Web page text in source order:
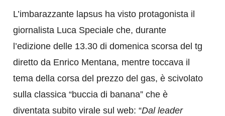
L’imbarazzante lapsus ha visto protagonista il
giornalista Luca Speciale che, durante
l’edizione delle 13.30 di domenica scorsa del tg
diretto da Enrico Mentana, mentre toccava il
tema della corsa del prezzo del gas, è scivolato
sulla classica “buccia di banana” che è
diventata subito virale sul web: “Dal leader